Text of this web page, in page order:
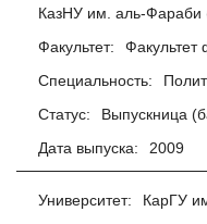
КазНУ им. аль-
Факультет:
Факультет
Специальность:
Статус:
Выпускница
Дата выпуска:
2009
Университет:
КарГУ